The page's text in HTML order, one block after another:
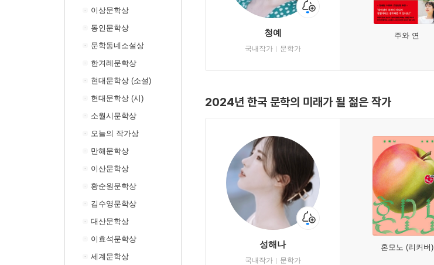
이상문학상
동인문학상
문학동네소설상
한겨레문학상
현대문학상 (소설)
현대문학상 (시)
소월시문학상
오늘의 작가상
만해문학상
이산문학상
황순원문학상
김수영문학상
대산문학상
이효석문학상
세계문학상
청예
국내작가 문학가
주와 연
2024년 한국 문학의 미래가 될 젊은 작가
성해나
국내작가 문학가
혼모노 (리커버)